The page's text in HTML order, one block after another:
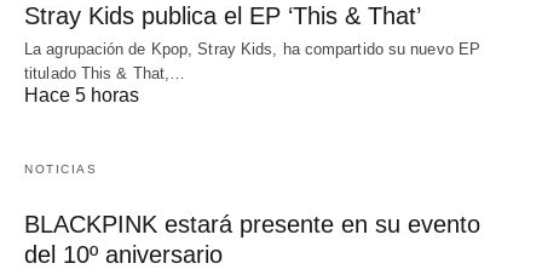
Stray Kids publica el EP ‘This & That’
La agrupación de Kpop, Stray Kids, ha compartido su nuevo EP
titulado This & That,…
Hace 5 horas
NOTICIAS
BLACKPINK estará presente en su evento
del 10º aniversario